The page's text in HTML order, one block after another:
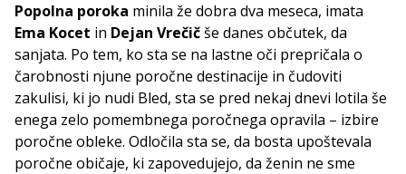
Popolna poroka minila že dobra dva meseca, imata
Ema Kocet in Dejan Vrečičše danes občutek, da
sanjata. Po tem, ko sta se na lastne oči prepričala o
čarobnosti njune poročne destinacije in čudoviti
zakulisi, ki jo nudi Bled, sta se pred nekaj dnevi lotila še
enega zelo pomembnega poročnega opravila – izbire
poročne obleke. Odločila sta se, da bosta upoštevala
poročne običaje, ki zapovedujejo, da ženin ne sme